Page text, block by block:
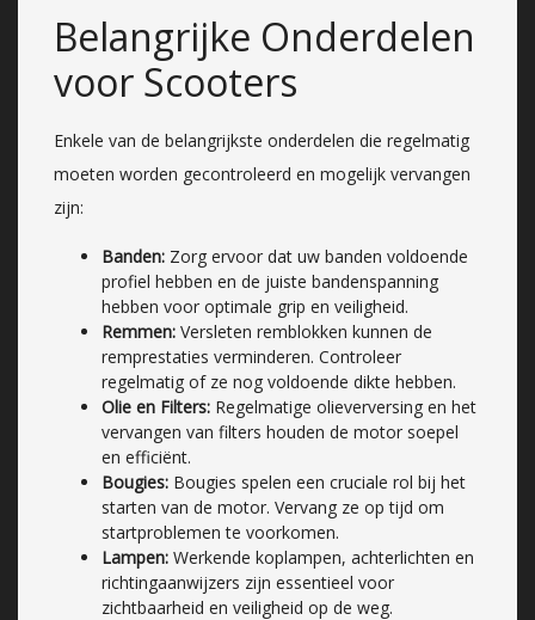
Belangrijke Onderdelen
voor Scooters
Enkele van de belangrijkste onderdelen die regelmatig
moeten worden gecontroleerd en mogelijk vervangen
zijn:
Banden: Zorg ervoor dat uw banden voldoende
profiel hebben en de juiste bandenspanning
hebben voor optimale grip en veiligheid.
Remmen: Versleten remblokken kunnen de
remprestaties verminderen. Controleer
regelmatig of ze nog voldoende dikte hebben.
Olie en Filters: Regelmatige olieverversing en het
vervangen van filters houden de motor soepel
en efficiënt.
Bougies: Bougies spelen een cruciale rol bij het
starten van de motor. Vervang ze op tijd om
startproblemen te voorkomen.
Lampen: Werkende koplampen, achterlichten en
richtingaanwijzers zijn essentieel voor
zichtbaarheid en veiligheid op de weg.